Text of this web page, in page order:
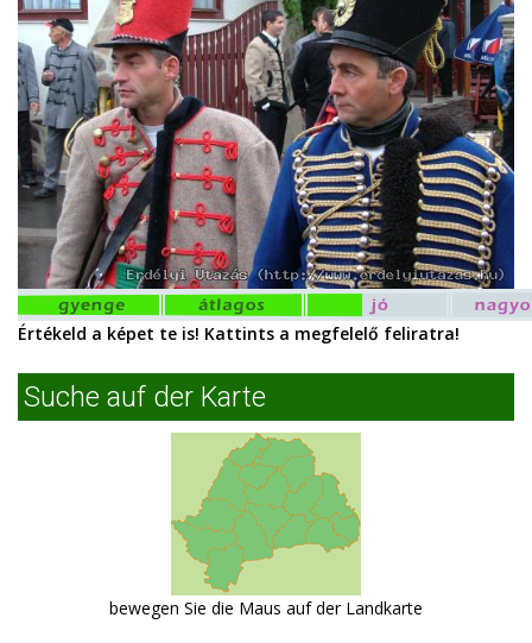
Értékeld a képet te is! Kattints a megfelelő feliratra!
Suche auf der Karte
bewegen Sie die Maus auf der Landkarte